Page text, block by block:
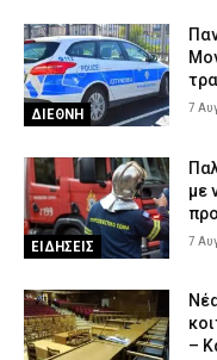
ΔΙΕΘΝΗ 7
ΕΙΔΗΣΕΙΣ
με
7
–